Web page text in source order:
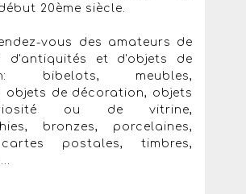
20ème siècle.
vous des amateurs de
d'antiquités et d'objets de
bibelots, meubles,
objets de décoration, objets
ou de vitrine,
bronzes, porcelaines,
postales, timbres,